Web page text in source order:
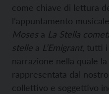
come chiave di lettura
l’appuntamento
Moses a La Stella
stelle a L’Emigrant, tutti i
narrazione nella quale
rappresentata dal
collettivo e soggettivo